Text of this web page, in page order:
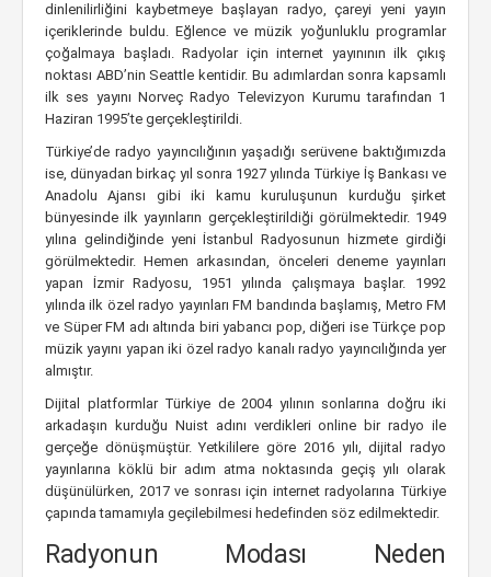
dinlenilirliğini kaybetmeye başlayan radyo, çareyi yeni yayın
içeriklerinde buldu. Eğlence ve müzik yoğunluklu programlar
çoğalmaya başladı. Radyolar için internet yayınının ilk çıkış
noktası ABD’nin Seattle kentidir. Bu adımlardan sonra kapsamlı
ilk ses yayını Norveç Radyo Televizyon Kurumu tarafından 1
Haziran 1995’te gerçekleştirildi.
Türkiye’de radyo yayıncılığının yaşadığı serüvene baktığımızda
ise, dünyadan birkaç yıl sonra 1927 yılında Türkiye İş Bankası ve
Anadolu Ajansı gibi iki kamu kuruluşunun kurduğu şirket
bünyesinde ilk yayınların gerçekleştirildiği görülmektedir. 1949
yılına gelindiğinde yeni İstanbul Radyosunun hizmete girdiği
görülmektedir. Hemen arkasından, önceleri deneme yayınları
yapan İzmir Radyosu, 1951 yılında çalışmaya başlar. 1992
yılında ilk özel radyo yayınları FM bandında başlamış, Metro FM
ve Süper FM adı altında biri yabancı pop, diğeri ise Türkçe pop
müzik yayını yapan iki özel radyo kanalı radyo yayıncılığında yer
almıştır.
Dijital platformlar Türkiye de 2004 yılının sonlarına doğru iki
arkadaşın kurduğu Nuist adını verdikleri online bir radyo ile
gerçeğe dönüşmüştür. Yetkililere göre 2016 yılı, dijital radyo
yayınlarına köklü bir adım atma noktasında geçiş yılı olarak
düşünülürken, 2017 ve sonrası için internet radyolarına Türkiye
çapında tamamıyla geçilebilmesi hedefinden söz edilmektedir.
Radyonun Modası Neden